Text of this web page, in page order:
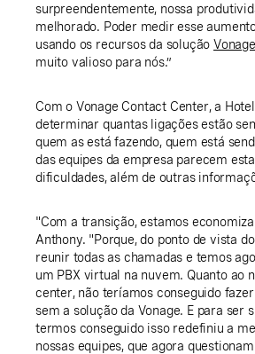
surpreendentemente, nossa
melhorado. Poder medir esse
usando os recursos da solução
muito valioso para nós.”
Com o Vonage Contact Center, a
determinar quantas ligações estão
quem as está fazendo, quem está
das equipes da empresa parecem
dificuldades, além de outras
"Com a transição, estamos
Anthony. "Porque, do ponto de vista
reunir todas as chamadas e temos
um PBX virtual na nuvem. Quanto ao
center, não teríamos conseguido
sem a solução da Vonage. E para ser
termos conseguido isso redefiniu a
nossas equipes, que agora